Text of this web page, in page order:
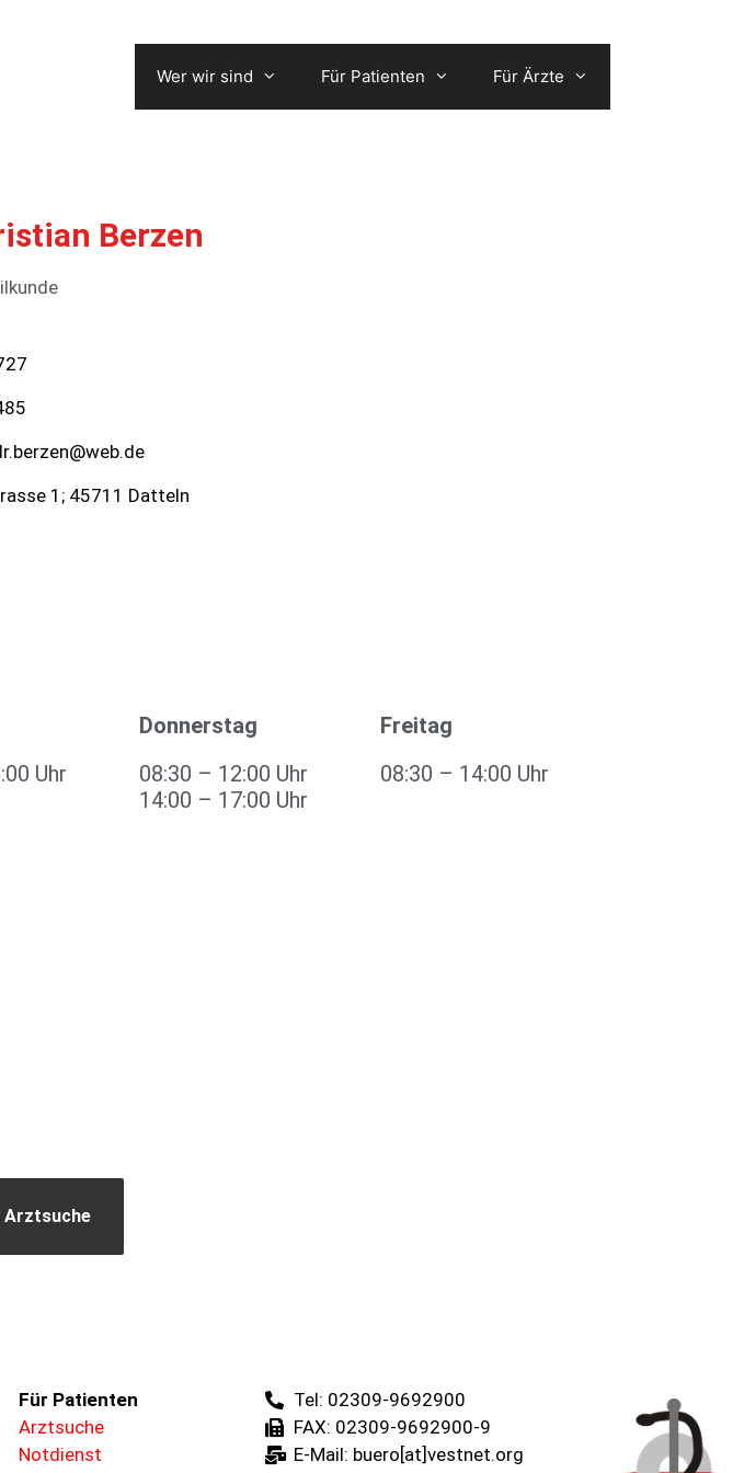
Wer wir sind Für Patienten Für Ärzte
Berzen
1; 45711 Datteln
Uhr
Donnerstag
08:30 – 12:00 Uhr
14:00 – 17:00 Uhr
Freitag
08:30 – 14:00 Uhr
Arztsuche
Für Patienten
Arztsuche
Notdienst
Tel: 02309-9692900
FAX: 02309-9692900-9
E-Mail: buero[at]vestnet.org